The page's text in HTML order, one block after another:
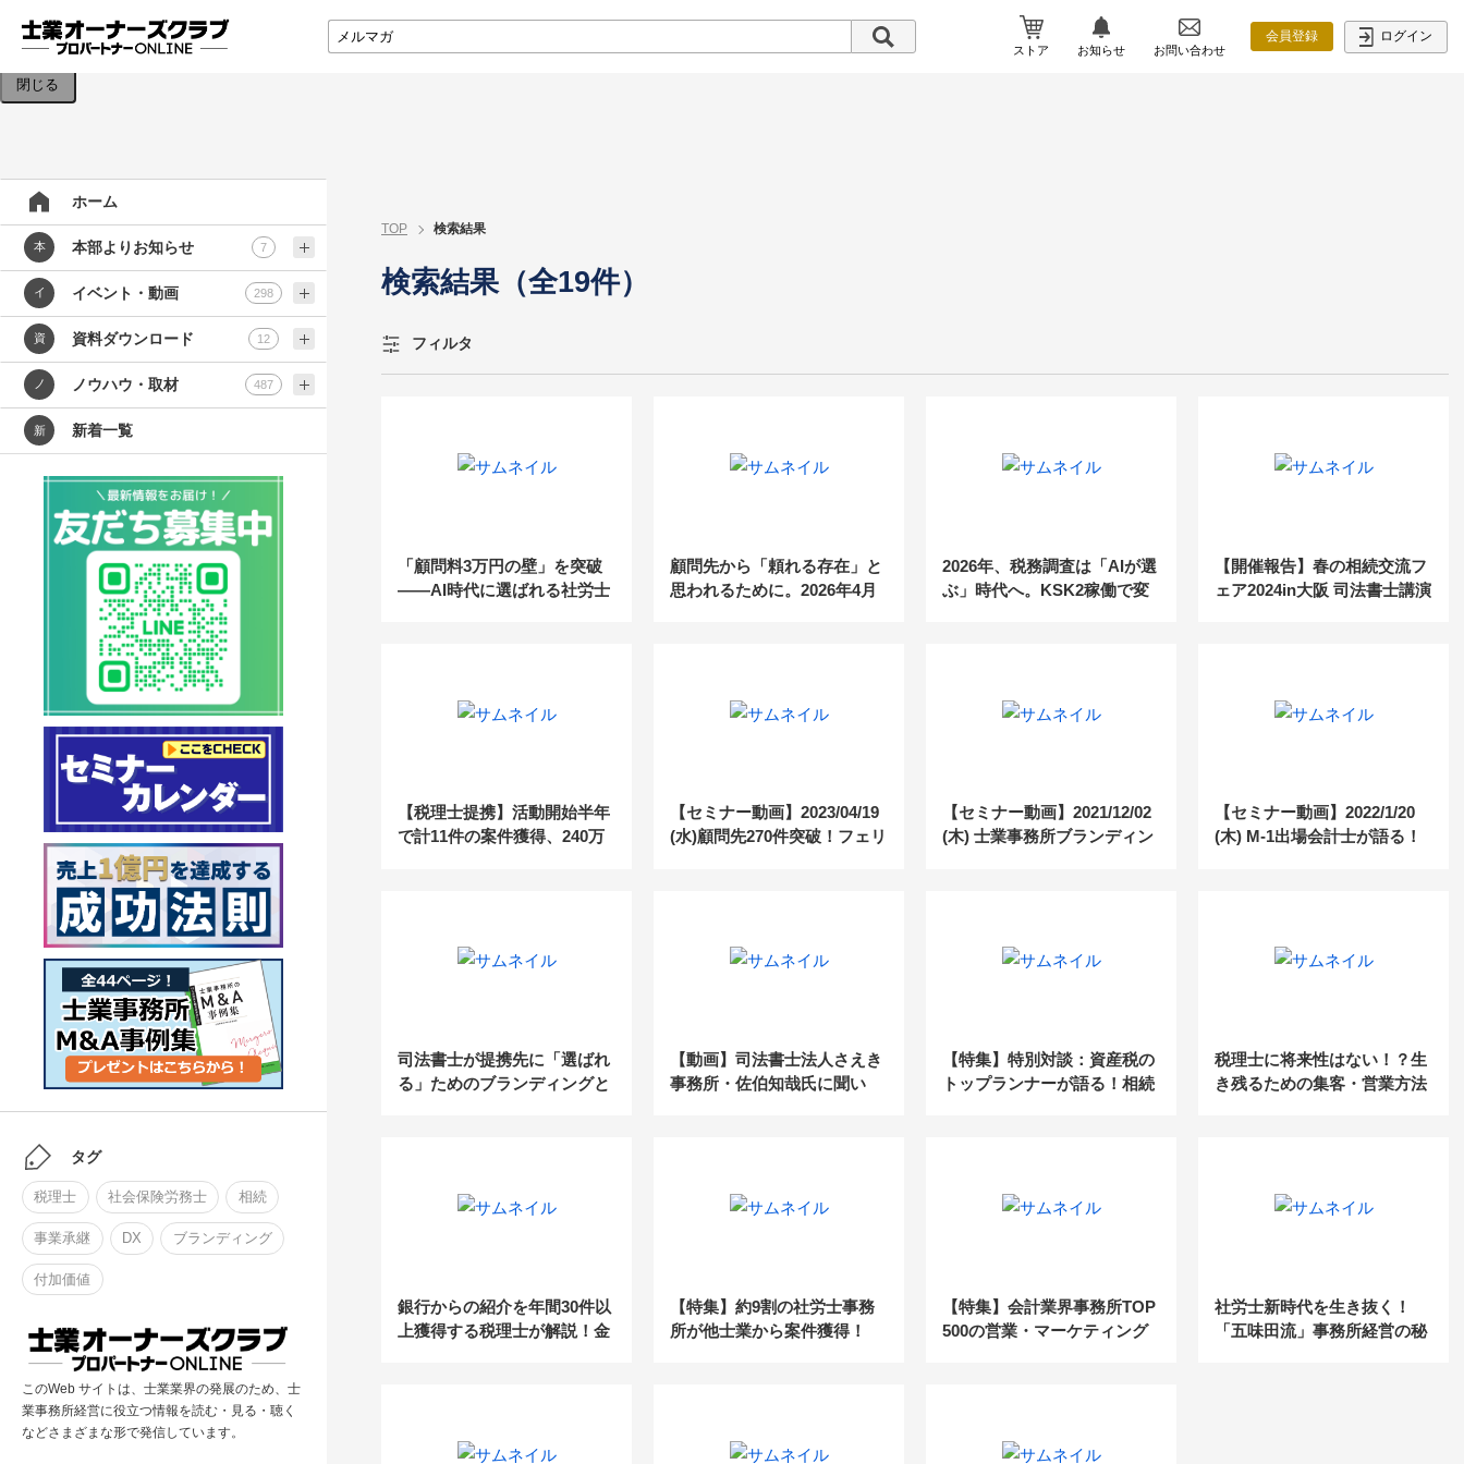
ストア お知らせ お問い合わせ
会員登録 ログイン
検索条件を入力してください。
閉じる
ホーム
本 本部よりお知らせ 7
イ イベント・動画 298
資 資料ダウンロード 12
ノ ノウハウ・取材 487
新 新着一覧
タグ
税理士 社会保険労務士 相続
事業承継 DX ブランディング
付加価値
このWeb サイトは、士業業界の発展のため、士
業事務所経営に役立つ情報を読む・見る・聴く
などさまざまな形で発信しています。
TOP 検索結果
検索結果（全19件）
フィルタ
「顧問料3万円の壁」を突破
――AI時代に選ばれる社労士
顧問先から「頼れる存在」と
思われるために。2026年4月
2026年、税務調査は「AIが選
ぶ」時代へ。KSK2稼働で変
【開催報告】春の相続交流フ
ェア2024in大阪 司法書士講演
【税理士提携】活動開始半年
で計11件の案件獲得、240万
【セミナー動画】2023/04/19
(水)顧問先270件突破！フェリ
【セミナー動画】2021/12/02
(木) 士業事務所ブランディン
【セミナー動画】2022/1/20
(木) M-1出場会計士が語る！
司法書士が提携先に「選ばれ
る」ためのブランディングと
【動画】司法書士法人さえき
事務所・佐伯知哉氏に聞い
【特集】特別対談：資産税の
トップランナーが語る！相続
税理士に将来性はない！？生
き残るための集客・営業方法
銀行からの紹介を年間30件以
上獲得する税理士が解説！金
【特集】約9割の社労士事務
所が他士業から案件獲得！
【特集】会計業界事務所TOP
500の営業・マーケティング
社労士新時代を生き抜く！
「五味田流」事務所経営の秘